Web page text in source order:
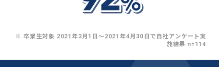
※ 卒業生対象 2021年3月1日〜2021年4月30日で自社アンケート実
施結果 n=114